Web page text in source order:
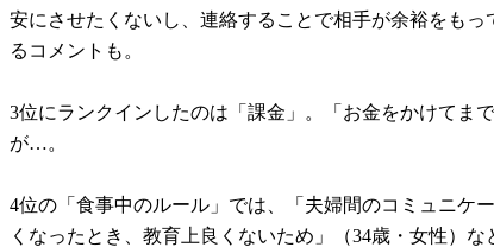
安にさせたくないし、連絡することで相手が余裕をも
るコメントも。
3位にランクインしたのは「課金」。「お金をかけてま
が…。
4位の「食事中のルール」では、「夫婦間のコミュニケ
くなったとき、教育上良くないため」（34歳・女性）